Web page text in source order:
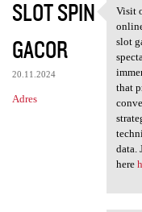
SLOT SPIN
GACOR
20.11.2024
Adres
Visit
Visit
slot
that
data.
here